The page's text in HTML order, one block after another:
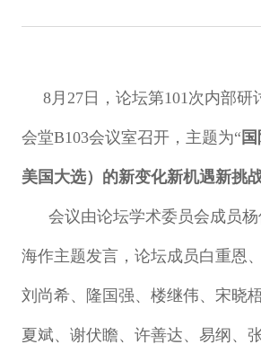
8月27日，论坛第101次内部研
会堂B103会议室召开，主题为“
美国大选）的新变化新机遇新挑
会议由论坛学术委员会成员杨
海作主题发言，论坛成员白重恩
刘尚希、隆国强、楼继伟、宋晓
夏斌、谢伏瞻、许善达、易纲、